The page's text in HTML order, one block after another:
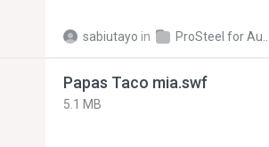
sabiutayo in
Papas Taco mia.swf
5.1 MB